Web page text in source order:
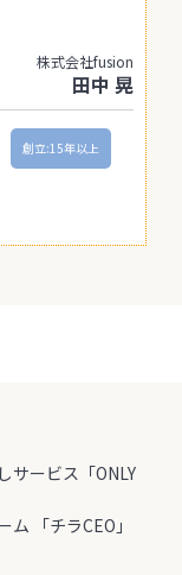
株式会社fusion
田中 晃
創立:15年以上
サービス「ONLY
「チラCEO」